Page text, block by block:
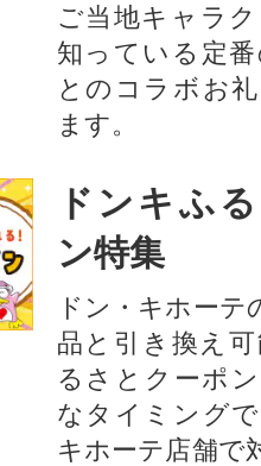
ご当地キャラ
知っている定
とのコラボお
ます。​
ドンキふ
ン特集
ドン・キホーテ
品と引き換え
るさとクーポ
なタイミング
キホーテ店舗で